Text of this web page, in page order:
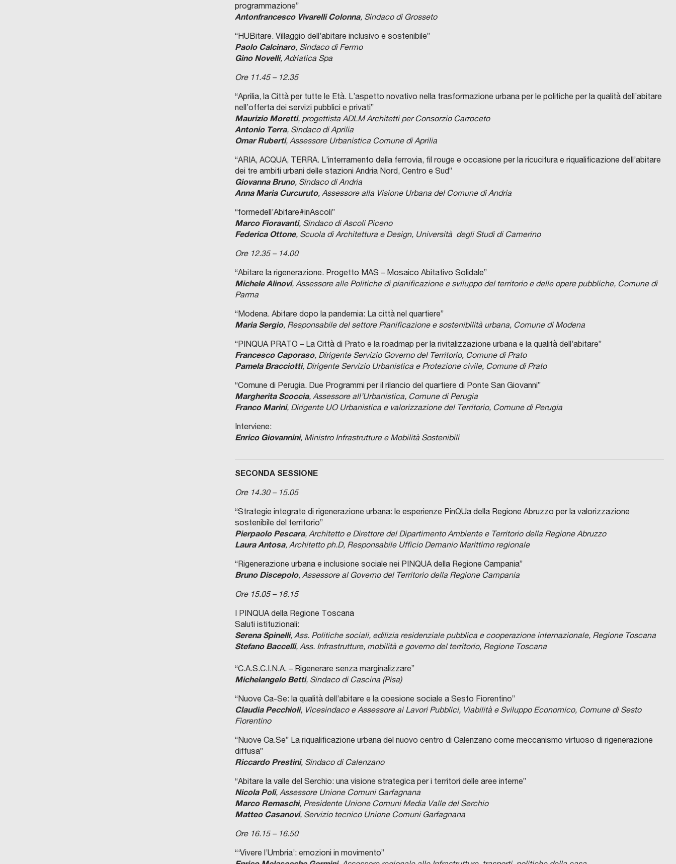
programmazione”
Antonfrancesco Vivarelli Colonna, Sindaco di Grosseto
“HUBitare. Villaggio dell’abitare inclusivo e sostenibile”
Paolo Calcinaro, Sindaco di Fermo
Gino Novelli, Adriatica Spa
Ore 11.45 – 12.35
“Aprilia, la Città per tutte le Età. L’aspetto novativo nella trasformazione urbana per le politiche per la qualità dell’abitare
nell’offerta dei servizi pubblici e privati”
Maurizio Moretti, progettista ADLM Architetti per Consorzio Carroceto
Antonio Terra, Sindaco di Aprilia
Omar Ruberti, Assessore Urbanistica Comune di Aprilia
“ARIA, ACQUA, TERRA. L’interramento della ferrovia, fil rouge e occasione per la ricucitura e riqualificazione dell’abitare
dei tre ambiti urbani delle stazioni Andria Nord, Centro e Sud”
Giovanna Bruno, Sindaco di Andria
Anna Maria Curcuruto, Assessore alla Visione Urbana del Comune di Andria
“formedell’Abitare#inAscoli”
Marco Fioravanti, Sindaco di Ascoli Piceno
Federica Ottone, Scuola di Architettura e Design, Università degli Studi di Camerino
Ore 12.35 – 14.00
“Abitare la rigenerazione. Progetto MAS – Mosaico Abitativo Solidale”
Michele Alinovi, Assessore alle Politiche di pianificazione e sviluppo del territorio e delle opere pubbliche, Comune di
Parma
“Modena. Abitare dopo la pandemia: La città nel quartiere”
Maria Sergio, Responsabile del settore Pianificazione e sostenibilità urbana, Comune di Modena
“PINQUA PRATO – La Città di Prato e la roadmap per la rivitalizzazione urbana e la qualità dell’abitare”
Francesco Caporaso, Dirigente Servizio Governo del Territorio, Comune di Prato
Pamela Bracciotti, Dirigente Servizio Urbanistica e Protezione civile, Comune di Prato
“Comune di Perugia. Due Programmi per il rilancio del quartiere di Ponte San Giovanni”
Margherita Scoccia, Assessore all’Urbanistica, Comune di Perugia
Franco Marini, Dirigente UO Urbanistica e valorizzazione del Territorio, Comune di Perugia
Interviene:
Enrico Giovannini, Ministro Infrastrutture e Mobilità Sostenibili
SECONDA SESSIONE
Ore 14.30 – 15.05
“Strategie integrate di rigenerazione urbana: le esperienze PinQUa della Regione Abruzzo per la valorizzazione
sostenibile del territorio”
Pierpaolo Pescara, Architetto e Direttore del Dipartimento Ambiente e Territorio della Regione Abruzzo
Laura Antosa, Architetto ph.D, Responsabile Ufficio Demanio Marittimo regionale
“Rigenerazione urbana e inclusione sociale nei PINQUA della Regione Campania”
Bruno Discepolo, Assessore al Governo del Territorio della Regione Campania
Ore 15.05 – 16.15
I PINQUA della Regione Toscana
Saluti istituzionali:
Serena Spinelli, Ass. Politiche sociali, edilizia residenziale pubblica e cooperazione internazionale, Regione Toscana
Stefano Baccelli, Ass. Infrastrutture, mobilità e governo del territorio, Regione Toscana
“C.A.S.C.I.N.A. – Rigenerare senza marginalizzare”
Michelangelo Betti, Sindaco di Cascina (Pisa)
“Nuove Ca-Se: la qualità dell’abitare e la coesione sociale a Sesto Fiorentino”
Claudia Pecchioli, Vicesindaco e Assessore ai Lavori Pubblici, Viabilità e Sviluppo Economico, Comune di Sesto
Fiorentino
“Nuove Ca.Se” La riqualificazione urbana del nuovo centro di Calenzano come meccanismo virtuoso di rigenerazione
diffusa”
Riccardo Prestini, Sindaco di Calenzano
“Abitare la valle del Serchio: una visione strategica per i territori delle aree interne”
Nicola Poli, Assessore Unione Comuni Garfagnana
Marco Remaschi, Presidente Unione Comuni Media Valle del Serchio
Matteo Casanovi, Servizio tecnico Unione Comuni Garfagnana
Ore 16.15 – 16.50
“‘Vivere l’Umbria’: emozioni in movimento”